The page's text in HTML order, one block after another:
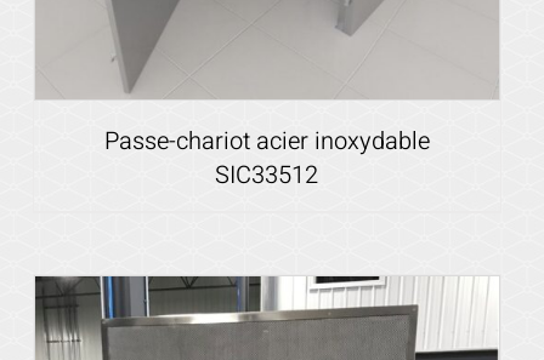
Passe-chariot acier inoxydable
SIC33512